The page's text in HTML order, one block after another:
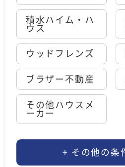
積水ハイム・ハ
ウス
ウッドフレンズ
ブラザー不動産
その他ハウスメ
ーカー